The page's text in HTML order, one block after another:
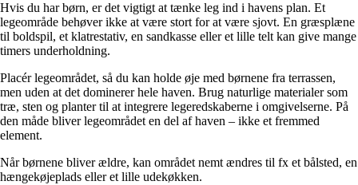
Hvis du har børn, er det vigtigt at tænke leg ind i havens plan. Et
legeområde behøver ikke at være stort for at være sjovt. En græsplæne
til boldspil, et klatrestativ, en sandkasse eller et lille telt kan give mange
timers underholdning.
Placér legeområdet, så du kan holde øje med børnene fra terrassen,
men uden at det dominerer hele haven. Brug naturlige materialer som
træ, sten og planter til at integrere legeredskaberne i omgivelserne. På
den måde bliver legeområdet en del af haven – ikke et fremmed
element.
Når børnene bliver ældre, kan området nemt ændres til fx et bålsted, en
hængekøjeplads eller et lille udekøkken.